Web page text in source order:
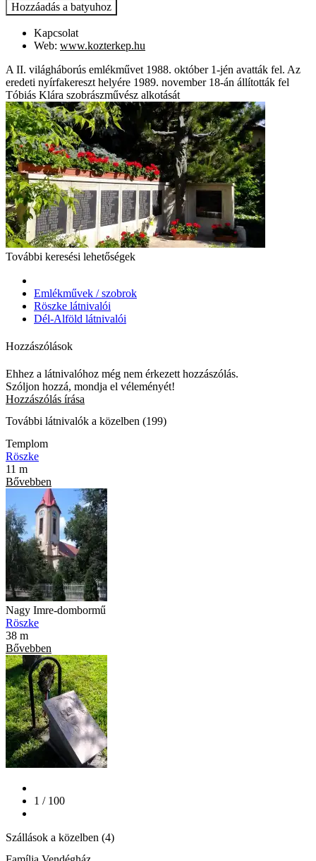
Kapcsolat
Web: www.kozterkep.hu
A II. világháborús emlékművet 1988. október 1-jén avatták fel. Az
eredeti nyírfakereszt helyére 1989. november 18-án állították fel
Tóbiás Klára szobrászművész alkotását
További keresési lehetőségek
Emlékművek / szobrok
Röszke látnivalói
Dél-Alföld látnivalói
Hozzászólások
Ehhez a látnivalóhoz még nem érkezett hozzászólás.
Szóljon hozzá, mondja el véleményét!
Hozzászólás írása
További látnivalók a közelben (199)
Templom
Röszke
11 m
Bővebben
Nagy Imre-dombormű
Röszke
38 m
Bővebben
1 / 100
Szállások a közelben (4)